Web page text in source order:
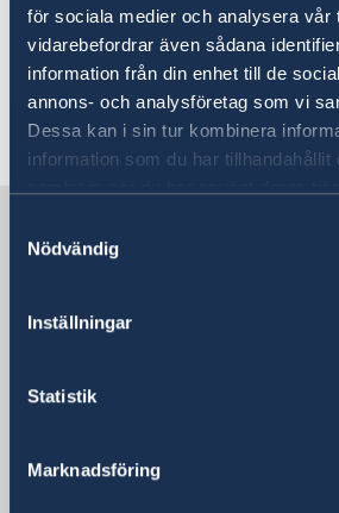
för sociala medier och analysera vår
vidarebefordrar även sådana
information från din enhet till de
annons- och analysföretag som vi
Dessa kan i sin tur kombinera
information som du har tillhandahållit
Nödvändig
Inställningar
Statistik
Marknadsföring
Parkering en parkeerboetes
Het Allemansrecht
Huisdier meenemen
Visa
Toerisme
Over Zweden
Wonen en werken in Zweden
Wonen
Werken
Ondernemen
Formaliteiten
Zweeds leren
Douane
Sociale verzekeringen
Zweden voor kinderen
Studeren in Zweden
Zweden is een populaire
Niet alleen in de
Nederlanders denken
blijvend in Zweden te
Zweedse ambassade
Nederland, Den Haag
Zweedse consulaat